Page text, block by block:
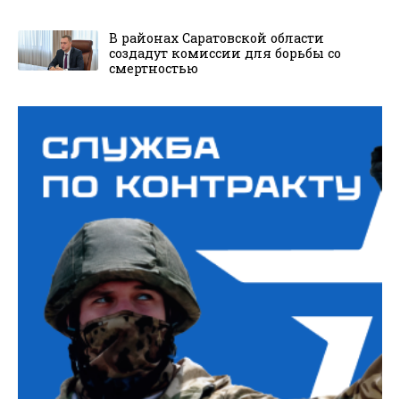
В районах Саратовской области
создадут комиссии для борьбы со
смертностью